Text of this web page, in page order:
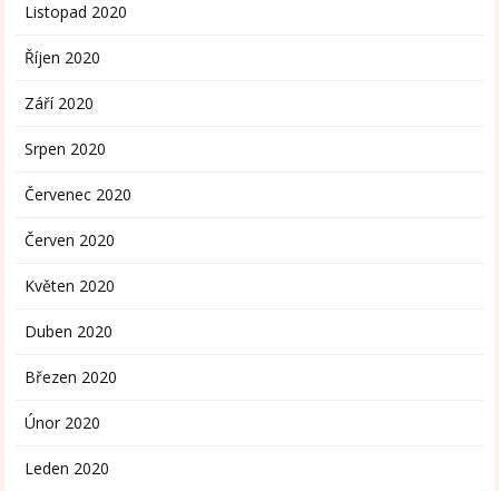
Listopad 2020
Říjen 2020
Září 2020
Srpen 2020
Červenec 2020
Červen 2020
Květen 2020
Duben 2020
Březen 2020
Únor 2020
Leden 2020